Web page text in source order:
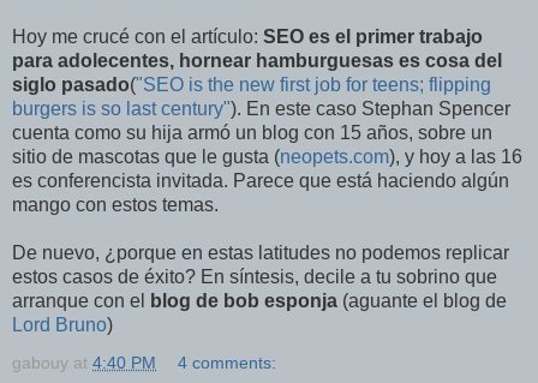
Hoy me crucé con el artículo: SEO es el primer trabajo
para adolecentes, hornear hamburguesas es cosa del
siglo pasado("SEO is the new first job for teens; flipping
burgers is so last century"). En este caso Stephan Spencer
cuenta como su hija armó un blog con 15 años, sobre un
sitio de mascotas que le gusta (neopets.com), y hoy a las 16
es conferencista invitada. Parece que está haciendo algún
mango con estos temas.
De nuevo, ¿porque en estas latitudes no podemos replicar
estos casos de éxito? En síntesis, decile a tu sobrino que
arranque con el
blog de bob esponja (aguante el blog de
Lord Bruno)
gabouy at 4:40 PM 4 comments: